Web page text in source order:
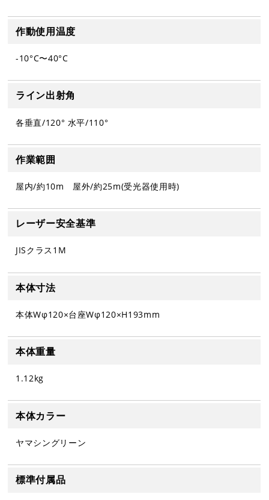
作動使用温度
-10°C〜40°C
ライン出射角
各垂直/120° 水平/110°
作業範囲
屋内/約10m 屋外/約25m(受光器使用時)
レーザー安全基準
JISクラス1M
本体寸法
本体Wφ120×台座Wφ120×H193mm
本体重量
1.12kg
本体カラー
ヤマシングリーン
標準付属品